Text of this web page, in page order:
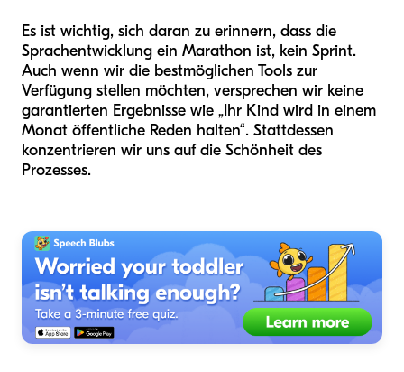
Es ist wichtig, sich daran zu erinnern, dass die
Sprachentwicklung ein Marathon ist, kein Sprint.
Auch wenn wir die bestmöglichen Tools zur
Verfügung stellen möchten, versprechen wir keine
garantierten Ergebnisse wie „Ihr Kind wird in einem
Monat öffentliche Reden halten“. Stattdessen
konzentrieren wir uns auf die Schönheit des
Prozesses.